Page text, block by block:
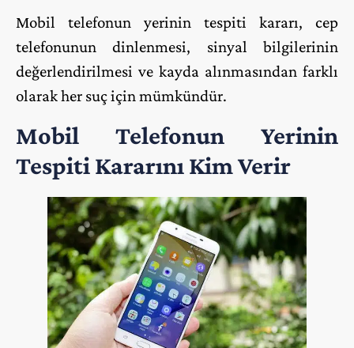
Mobil telefonun yerinin tespiti kararı, cep
telefonunun dinlenmesi, sinyal bilgilerinin
değerlendirilmesi ve kayda alınmasından farklı
olarak her suç için mümkündür.
Mobil Telefonun Yerinin
Tespiti Kararını Kim Verir